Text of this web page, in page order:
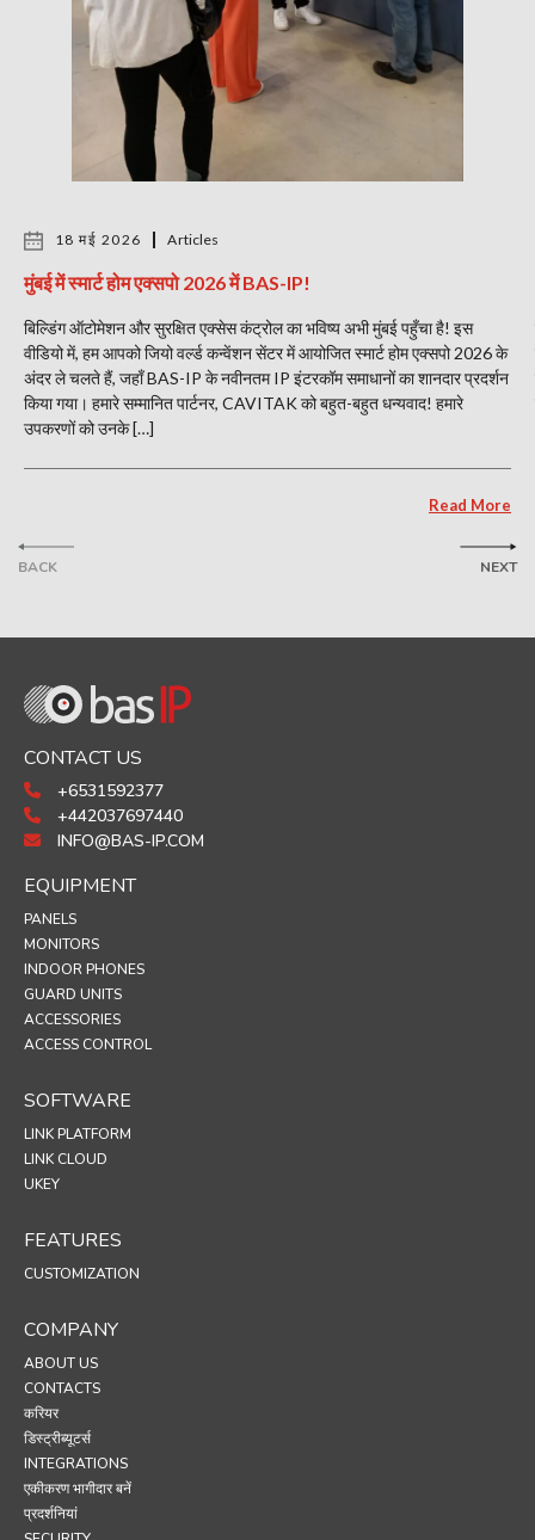
BACK
18 मई 2026 Articles
मुंबई में स्मार्ट होम एक्सपो 2026 में BAS-IP!
बिल्डिंग ऑटोमेशन और सुरक्षित एक्सेस कंट्रोल का भविष्य अभी मुंबई पहुँचा है! इस
वीडियो में, हम आपको जियो वर्ल्ड कन्वेंशन सेंटर में आयोजित स्मार्ट होम एक्सपो 2026 के
अंदर ले चलते हैं, जहाँ BAS-IP के नवीनतम IP इंटरकॉम समाधानों का शानदार प्रदर्शन
किया गया। हमारे सम्मानित पार्टनर, CAVITAK को बहुत-बहुत धन्यवाद! हमारे
उपकरणों को उनके […]
Read More
NEXT
CONTACT US
+6531592377
+442037697440
INFO@BAS-IP.COM
EQUIPMENT
PANELS
MONITORS
INDOOR PHONES
GUARD UNITS
ACCESSORIES
ACCESS CONTROL
SOFTWARE
LINK PLATFORM
LINK CLOUD
UKEY
FEATURES
CUSTOMIZATION
COMPANY
ABOUT US
CONTACTS
करियर
डिस्ट्रीब्यूटर्स
INTEGRATIONS
एकीकरण भागीदार बनें
प्रदर्शनियां